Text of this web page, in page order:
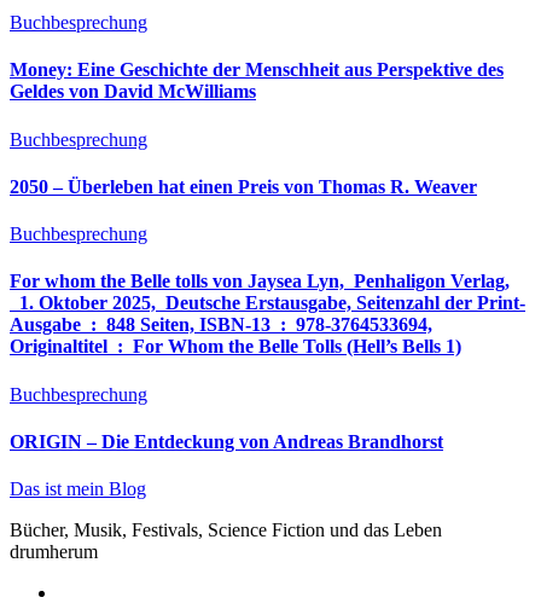
Buchbesprechung
Money: Eine Geschichte der Menschheit aus Perspektive des
Geldes von David McWilliams
Buchbesprechung
2050 – Überleben hat einen Preis von Thomas R. Weaver
Buchbesprechung
For whom the Belle tolls von Jaysea Lyn, ‎ Penhaligon Verlag,
‎ 1. Oktober 2025, ‎ Deutsche Erstausgabe, Seitenzahl der Print-
Ausgabe ‏ : ‎ 848 Seiten, ISBN-13 ‏ : ‎ 978-3764533694,
Originaltitel ‏ : ‎ For Whom the Belle Tolls (Hell’s Bells 1)
Buchbesprechung
ORIGIN – Die Entdeckung von Andreas Brandhorst
Das ist mein Blog
Bücher, Musik, Festivals, Science Fiction und das Leben
drumherum